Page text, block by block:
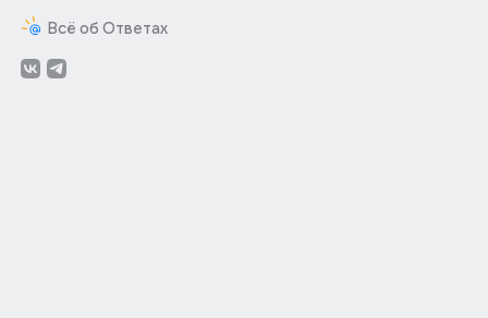
Всё об Ответах